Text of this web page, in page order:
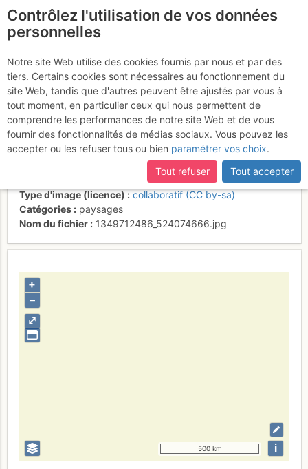
Les deux cheminées
de départ de la crête du
Rodo
Type d'image (licence)
collaboratif (CC by-sa)
Catégories
paysages
Nom du fichier
1349712486_524074666.jpg
⤢
+
–
500 km i
Contrôlez l'utilisation de vos données
personnelles
Notre site Web utilise des cookies fournis par nous et par des
tiers. Certains cookies sont nécessaires au fonctionnement du
site Web, tandis que d'autres peuvent être ajustés par vous à
tout moment, en particulier ceux qui nous permettent de
comprendre les performances de notre site Web et de vous
fournir des fonctionnalités de médias sociaux. Vous pouvez les
accepter ou les refuser tous ou bien paramétrer vos choix.
Tout refuser
Tout accepter